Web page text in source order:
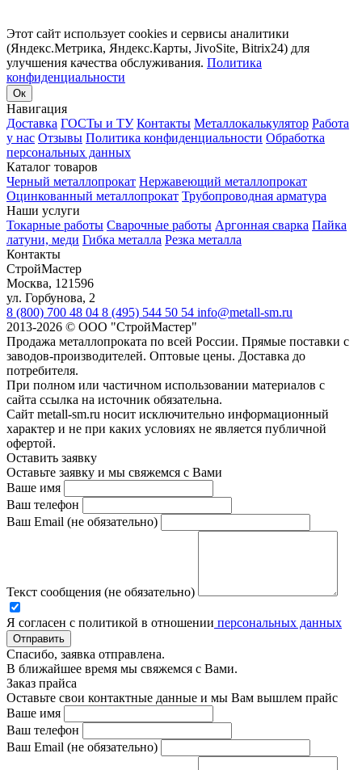
Этот сайт использует cookies и сервисы аналитики
(Яндекс.Метрика, Яндекс.Карты, JivoSite, Bitrix24) для
улучшения качества обслуживания. Политика
конфиденциальности
Ок
Навигация
Доставка ГОСТы и ТУ Контакты Металлокалькулятор Работа
у нас Отзывы Политика конфиденциальности Обработка
персональных данных
Каталог товаров
Черный металлопрокат Нержавеющий металлопрокат
Оцинкованный металлопрокат Трубопроводная арматура
Наши услуги
Токарные работы Сварочные работы Аргонная сварка Пайка
латуни, меди Гибка металла Резка металла
Контакты
СтройМастер
Москва, 121596
ул. Горбунова, 2
8 (800) 700 48 04 8 (495) 544 50 54 info@metall-sm.ru
2013-2026 © ООО "СтройМастер"
Продажа металлопроката по всей России. Прямые поставки с
заводов-производителей. Оптовые цены. Доставка до
потребителя.
При полном или частичном использовании материалов с
сайта ссылка на источник обязательна.
Сайт metall-sm.ru носит исключительно информационный
характер и не при каких условиях не является публичной
офертой.
Оставить заявку
Оставьте заявку и мы свяжемся с Вами
Ваше имя
Ваш телефон
Ваш Email (не обязательно)
Текст сообщения (не обязательно)
Я согласен с политикой в отношении персональных данных
Отправить
Спасибо, заявка отправлена.
В ближайшее время мы свяжемся с Вами.
Заказ прайса
Оставьте свои контактные данные и мы Вам вышлем прайс
Ваше имя
Ваш телефон
Ваш Email (не обязательно)